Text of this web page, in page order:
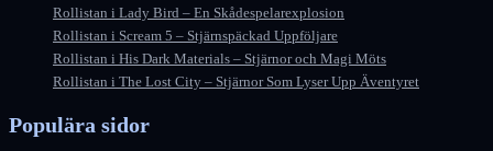
Rollistan i Lady Bird – En Skådespelarexplosion
Rollistan i Scream 5 – Stjärnspäckad Uppföljare
Rollistan i His Dark Materials – Stjärnor och Magi Möts
Rollistan i The Lost City – Stjärnor Som Lyser Upp Äventyret
Populära sidor